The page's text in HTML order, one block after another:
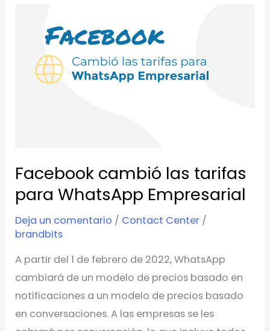
Facebook cambió las tarifas
para WhatsApp Empresarial
Deja un comentario / Contact Center /
brandbits
A partir del 1 de febrero de 2022, WhatsApp
cambiará de un modelo de precios basado en
notificaciones a un modelo de precios basado
en conversaciones. A las empresas se les
cambió
tarifas